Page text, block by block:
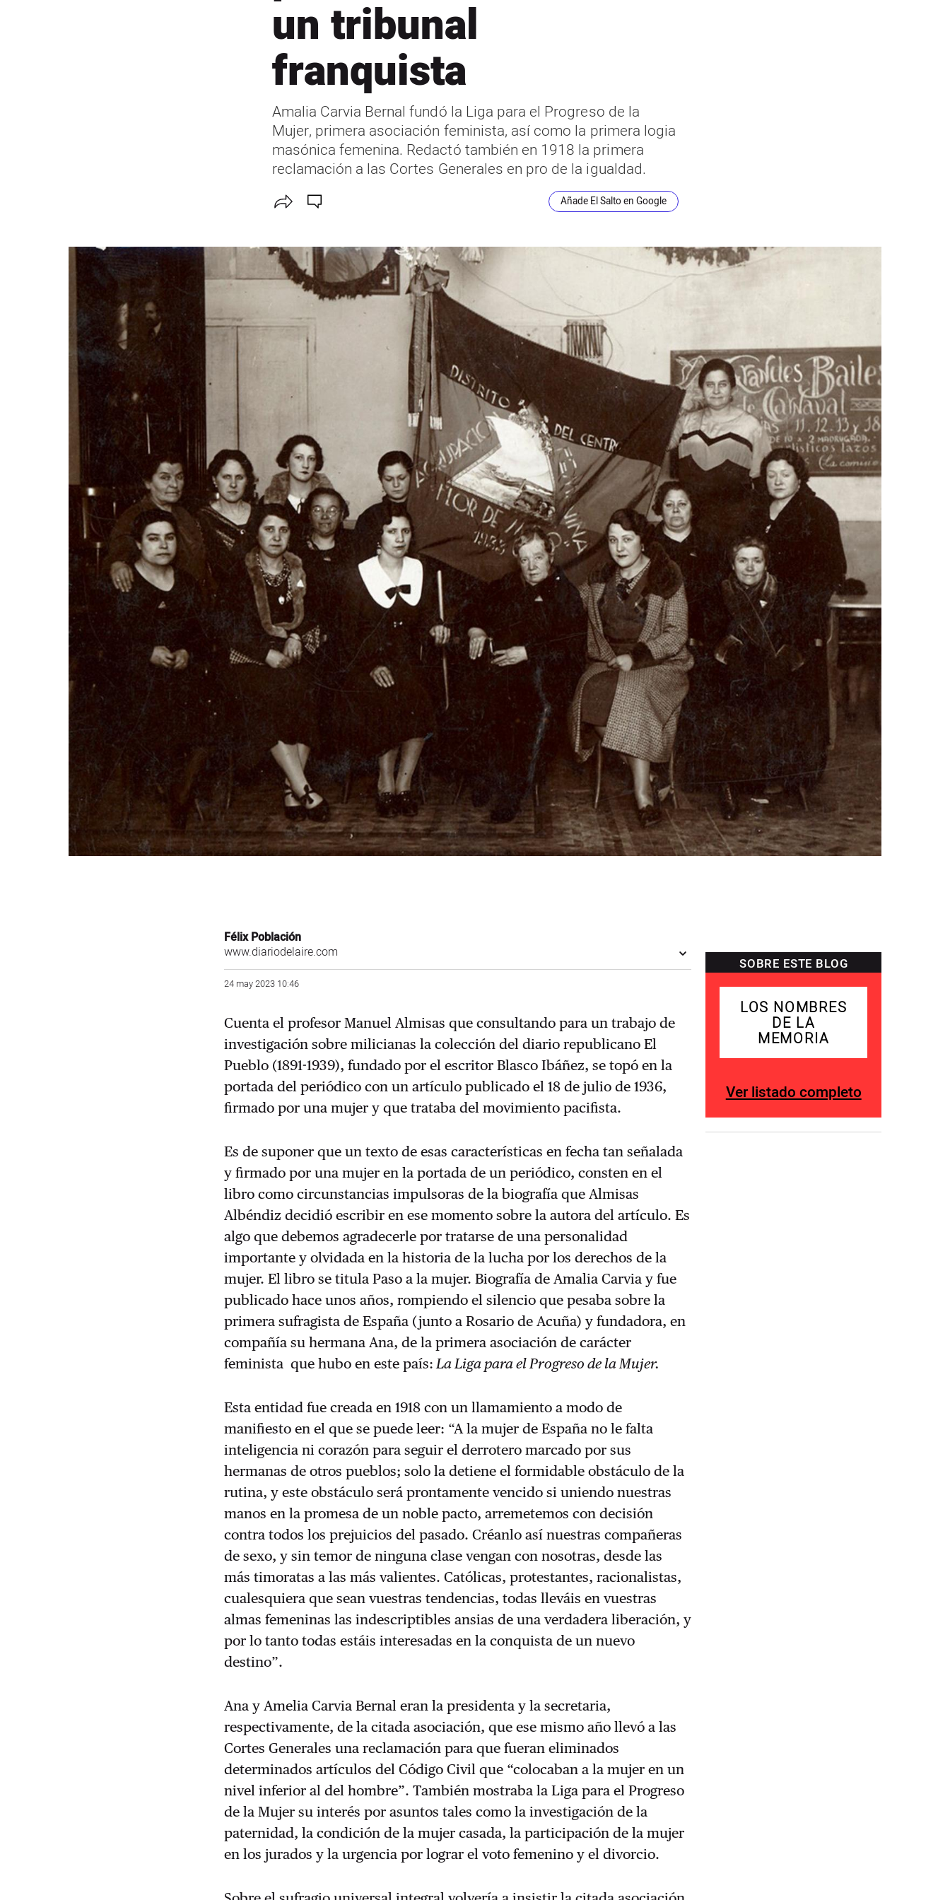
un tribunal
franquista
Amalia Carvia Bernal fundó la Liga para el Progreso de la
Mujer, primera asociación feminista, así como la primera logia
masónica femenina. Redactó también en 1918 la primera
reclamación a las Cortes Generales en pro de la igualdad.
Añade El Salto en Google
Félix Población
www.diariodelaire.com
24 may 2023 10:46
Cuenta el profesor Manuel Almisas que consultando para un trabajo de
investigación sobre milicianas la colección del diario republicano El
Pueblo (1891-1939), fundado por el escritor Blasco Ibáñez, se topó en la
portada del periódico con un artículo publicado el 18 de julio de 1936,
firmado por una mujer y que trataba del movimiento pacifista.
Es de suponer que un texto de esas características en fecha tan señalada
y firmado por una mujer en la portada de un periódico, consten en el
libro como circunstancias impulsoras de la biografía que Almisas
Albéndiz decidió escribir en ese momento sobre la autora del artículo. Es
algo que debemos agradecerle por tratarse de una personalidad
importante y olvidada en la historia de la lucha por los derechos de la
mujer. El libro se titula Paso a la mujer. Biografía de Amalia Carvia y fue
publicado hace unos años, rompiendo el silencio que pesaba sobre la
primera sufragista de España (junto a Rosario de Acuña) y fundadora, en
compañía su hermana Ana, de la primera asociación de carácter
feminista que hubo en este país:La Liga para el Progreso de la Mujer.
Esta entidad fue creada en 1918 con un llamamiento a modo de
manifiesto en el que se puede leer: “A la mujer de España no le falta
inteligencia ni corazón para seguir el derrotero marcado por sus
hermanas de otros pueblos; solo la detiene el formidable obstáculo de la
rutina, y este obstáculo será prontamente vencido si uniendo nuestras
manos en la promesa de un noble pacto, arremetemos con decisión
contra todos los prejuicios del pasado. Créanlo así nuestras compañeras
de sexo, y sin temor de ninguna clase vengan con nosotras, desde las
más timoratas a las más valientes. Católicas, protestantes, racionalistas,
cualesquiera que sean vuestras tendencias, todas lleváis en vuestras
almas femeninas las indescriptibles ansias de una verdadera liberación, y
por lo tanto todas estáis interesadas en la conquista de un nuevo
destino”.
Ana y Amelia Carvia Bernal eran la presidenta y la secretaria,
respectivamente, de la citada asociación, que ese mismo año llevó a las
Cortes Generales una reclamación para que fueran eliminados
determinados artículos del Código Civil que “colocaban a la mujer en un
nivel inferior al del hombre”. También mostraba la Liga para el Progreso
de la Mujer su interés por asuntos tales como la investigación de la
paternidad, la condición de la mujer casada, la participación de la mujer
en los jurados y la urgencia por lograr el voto femenino y el divorcio.
SOBRE ESTE BLOG
LOS NOMBRES
DE LA
MEMORIA
Ver listado completo